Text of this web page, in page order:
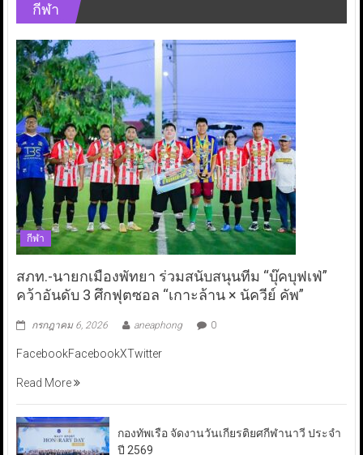
กีฬา
กีฬา
สภท.-นายกเมืองพัทยา ร่วมสนับสนุนทีม “บุ๊คบุฟเฟ่”
คว้าอันดับ 3 ศึกฟุตซอล “เกาะล้าน × นัควีย์ คัพ”
กรกฎาคม 6, 2026 aneaphong 0
FacebookFacebookXTwitter
Read More
กองทัพเรือ จัดงานวันเกียรติยศกีฬานาวี ประจำ
ปี 2569